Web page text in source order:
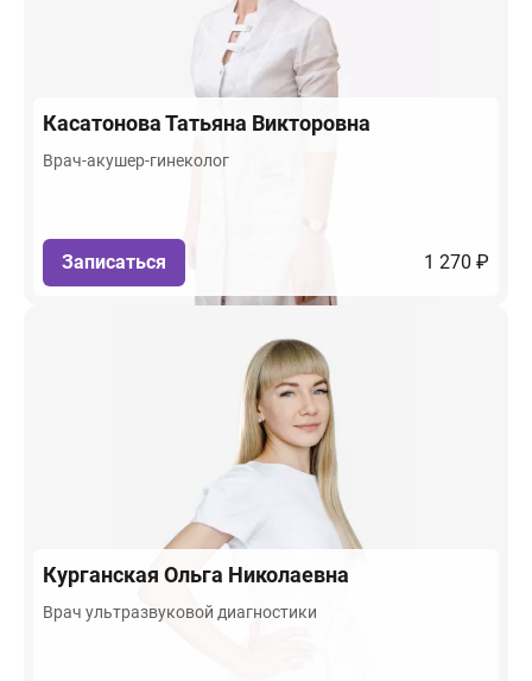
КасатоноваТатьяна Викторовна
Врач-акушер-гинеколог
Записаться 1 270 ₽
Курганская Ольга Николаевна
Врач ультразвуковой диагностики